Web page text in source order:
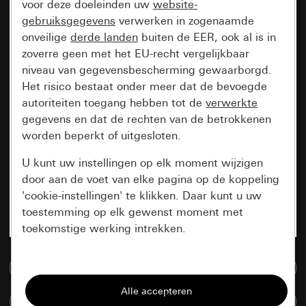
voor deze doeleinden uw website-
gebruiksgegevens verwerken in zogenaamde
onveilige derde landen buiten de EER, ook al is in
zoverre geen met het EU-recht vergelijkbaar
niveau van gegevensbescherming gewaarborgd.
Het risico bestaat onder meer dat de bevoegde
autoriteiten toegang hebben tot de verwerkte
gegevens en dat de rechten van de betrokkenen
worden beperkt of uitgesloten.
U kunt uw instellingen op elk moment wijzigen
door aan de voet van elke pagina op de koppeling
'cookie-instellingen' te klikken. Daar kunt u uw
toestemming op elk gewenst moment met
toekomstige werking intrekken.
Alle cookies die wij nodig hebben om de